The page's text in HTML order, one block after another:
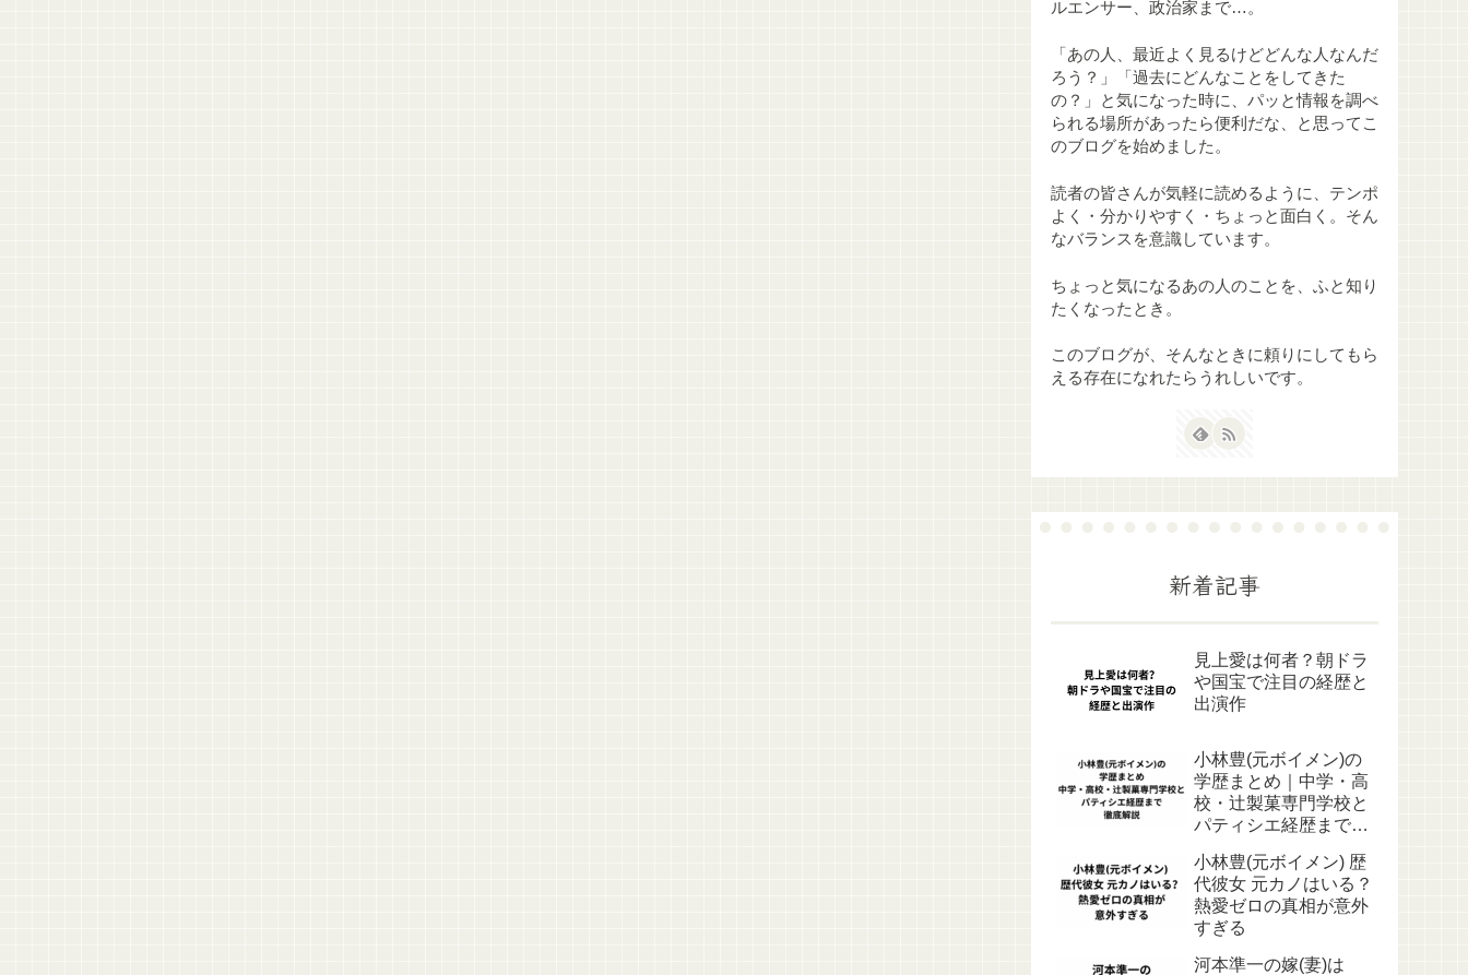
ルエンサー、政治家まで…。
「あの人、最近よく見るけどどんな人なんだ
ろう？」「過去にどんなことをしてきた
の？」と気になった時に、パッと情報を調べ
られる場所があったら便利だな、と思ってこ
のブログを始めました。
読者の皆さんが気軽に読めるように、テンポ
よく・分かりやすく・ちょっと面白く。そん
なバランスを意識しています。
ちょっと気になるあの人のことを、ふと知り
たくなったとき。
このブログが、そんなときに頼りにしてもら
える存在になれたらうれしいです。
新着記事
見上愛は何者？朝ドラ
や国宝で注目の経歴と
出演作
小林豊(元ボイメン)の
学歴まとめ｜中学・高
校・辻製菓専門学校と
パティシエ経歴まで徹
小林豊(元ボイメン) 歴
代彼女 元カノはいる？
熱愛ゼロの真相が意外
すぎる
河本準一の嫁(妻)は